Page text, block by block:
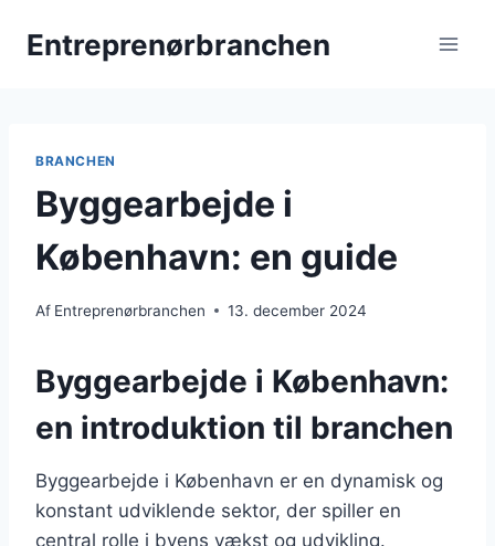
Entreprenørbranchen
BRANCHEN
Byggearbejde i
København: en guide
Af Entreprenørbranchen 13. december 2024
Byggearbejde i København:
en introduktion til branchen
Byggearbejde i København er en dynamisk og
konstant udviklende sektor, der spiller en
central rolle i byens vækst og udvikling.